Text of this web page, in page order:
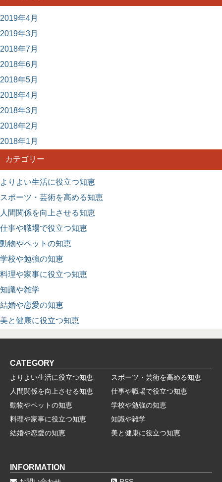
2019年4月
2019年3月
2018年7月
2018年6月
2018年5月
2018年4月
2018年3月
2018年2月
2018年1月
カテゴリー
よりよい生活に役立つ知恵
スポーツ・芸術を高める知恵
人間関係を向上させる知恵
仕事や職場で役立つ知恵
動物やペットの知恵
学校や勉強の知恵
料理や家事に役立つ知恵
知識や雑学
結婚や恋愛の知恵
美と健康に役立つ知恵
CATEGORY
よりよい生活に役立つ知恵
スポーツ・芸術を高める知恵
人間関係を向上させる知恵
仕事や職場で役立つ知恵
動物やペットの知恵
学校や勉強の知恵
料理や家事に役立つ知恵
知識や雑学
結婚や恋愛の知恵
美と健康に役立つ知恵
INFORMATION